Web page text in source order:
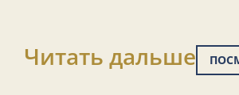
Читать дальше